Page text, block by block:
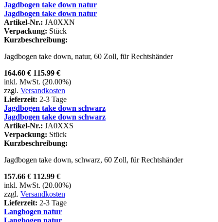
Jagdbogen take down natur
Jagdbogen take down natur
Artikel-Nr.: JA0XXN
Verpackung: Stück
Kurzbeschreibung:
Jagdbogen take down, natur, 60 Zoll, für Rechtshänder
164.60 € 115.99 €
inkl. MwSt. (20.00%)
zzgl. Versandkosten
Lieferzeit: 2-3 Tage
Jagdbogen take down schwarz
Jagdbogen take down schwarz
Artikel-Nr.: JA0XXS
Verpackung: Stück
Kurzbeschreibung:
Jagdbogen take down, schwarz, 60 Zoll, für Rechtshänder
157.66 € 112.99 €
inkl. MwSt. (20.00%)
zzgl. Versandkosten
Lieferzeit: 2-3 Tage
Langbogen natur